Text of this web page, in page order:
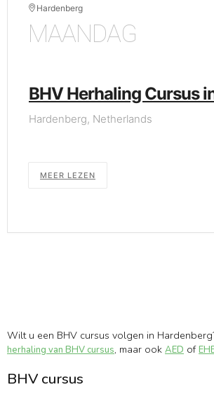
Hardenberg
MAANDAG
BHV Herhaling Cursus
Hardenberg, Netherlands
MEER LEZEN
Wilt u een BHV cursus volgen in
herhaling van BHV cursus, maar ook AED of
BHV cursus